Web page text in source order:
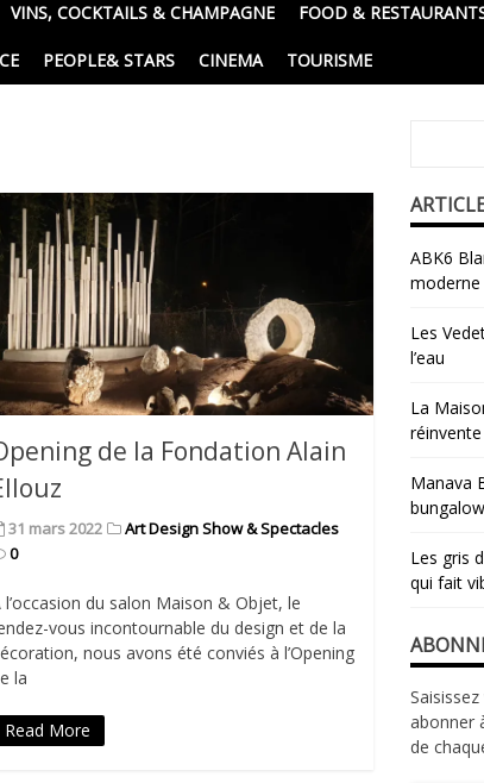
VINS, COCKTAILS & CHAMPAGNE FOOD &
PEOPLE& STARS CINEMA TOURISME
de la Fondation Alain
31 mars 2022
Art Design Show & Spectacles
0
l’occasion du salon Maison & Objet, le
vous incontournable du design et de la
nous avons été conviés à l’Opening
la
Read More
ABK6
moderne
Les
l’eau
La
réinvente
Manava
Les gris
qui fait
abonner
de